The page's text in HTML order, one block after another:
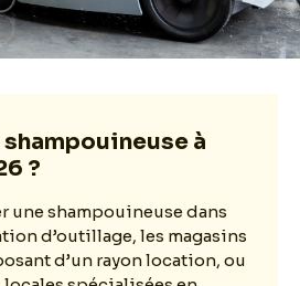
à
?
une shampouineuse dans
d’outillage, les magasins
d’un rayon location, ou